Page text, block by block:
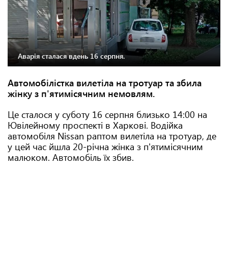
Аварія сталася вдень 16 серпня.
Автомобілістка вилетіла на тротуар та збила
жінку з п'ятимісячним немовлям.
Це сталося у суботу 16 серпня близько 14:00 на
Ювілейному проспекті в Харкові. Водійка
автомобіля Nіssаn раптом вилетіла на тротуар, де
у цей час йшла 20-річна жінка з п'ятимісячним
малюком. Автомобіль їх збив.